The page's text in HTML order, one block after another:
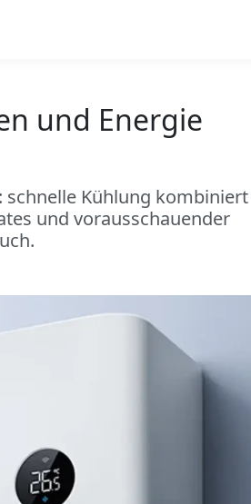
und Energie
schnelle Kühlung kombiniert
und vorausschauender